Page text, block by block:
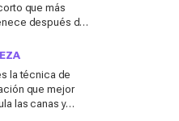
que más
después de
la técnica de
que mejor
las canas y